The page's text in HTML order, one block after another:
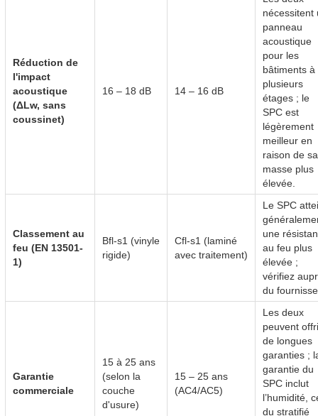
Réduction de
l'impact
acoustique
(ΔLw, sans
coussinet)
16 – 18 dB 14 – 16 dB
nécessitent
panneau
acoustique
pour les
bâtiments à
plusieurs
étages ; le
SPC est
légèrement
meilleur en
raison de sa
masse plus
élevée.
Classement au
feu (EN 13501-
1)
Bfl-s1 (vinyle
rigide)
Cfl-s1 (laminé
avec traitement)
Le SPC
une
au feu plus
élevée ;
vérifiez
du
Garantie
commerciale
15 à 25 ans
(selon la
couche
d'usure)
15 – 25 ans
(AC4/AC5)
Les deux
peuvent
de longues
garanties ;
garantie du
SPC inclut
l’humidité,
du stratifié